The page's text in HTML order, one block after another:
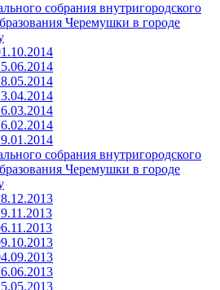
собрания внутригородского
Черемушки в городе
собрания внутригородского
Черемушки в городе